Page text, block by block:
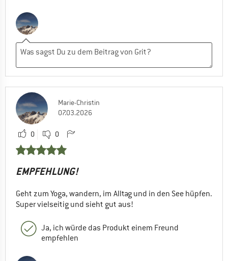
Marie-Christin
07.03.2026
0 0
EMPFEHLUNG!
Geht zum Yoga, wandern, im Alltag und in den See hüpfen.
Super vielseitig und sieht gut aus!
Ja, ich würde das Produkt einem Freund
empfehlen